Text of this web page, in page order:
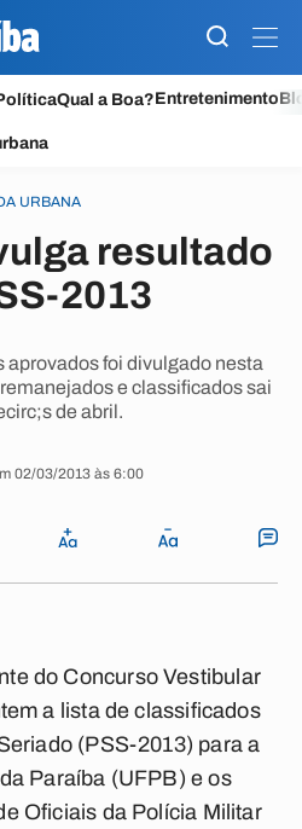
Qual a Boa?Entretenimento
URBANA
resultado
2013
aprovados foi divulgado nesta
e classificados sai
de abril.
02/03/2013 às 6:00
do Concurso Vestibular
a lista de classificados
(PSS-2013) para a
Paraíba (UFPB) e os
Oficiais da Polícia Militar